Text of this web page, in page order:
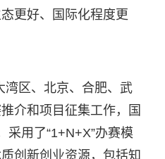
更好、国际化程度更
湾区、北京、合肥、武
介和项目征集工作，国
采用了“1+N+X”办赛模
创新创业资源，包括知